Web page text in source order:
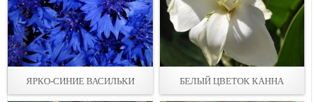
ЯРКО-СИНИЕ ВАСИЛЬКИ БЕЛЫЙ ЦВЕТОК КАННА